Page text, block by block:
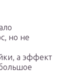
но не
а эффект